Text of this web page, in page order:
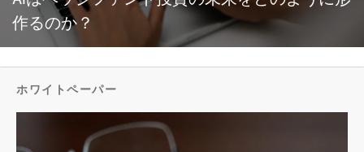
作るのか？
ホワイトペーパー